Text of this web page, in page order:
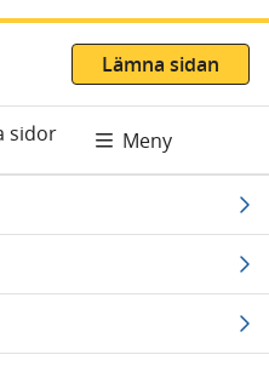
Lämna sidan
sidor Meny